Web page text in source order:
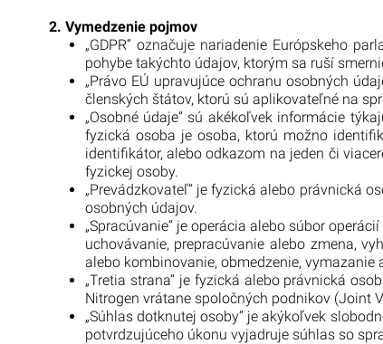
2. Vymedzenie pojmov
„GDPR“ označuje nariadenie Európskeho
pohybe takýchto údajov, ktorým sa ruší
„Právo EÚ upravujúce ochranu osobných
členských štátov, ktorú sú aplikovateľné na
„Osobné údaje“ sú akékoľvek informácie
fyzická osoba je osoba, ktorú možno
identifikátor, alebo odkazom na jeden či
fyzickej osoby.
„Prevádzkovateľ“ je fyzická alebo právnická
osobných údajov.
„Spracúvanie“ je operácia alebo súbor
uchovávanie, prepracúvanie alebo zmena,
alebo kombinovanie, obmedzenie, vymazanie
„Tretia strana“ je fyzická alebo právnická
Nitrogen vrátane spoločných podnikov (Joint
„Súhlas dotknutej osoby“ je akýkoľvek
potvrdzujúceho úkonu vyjadruje súhlas so